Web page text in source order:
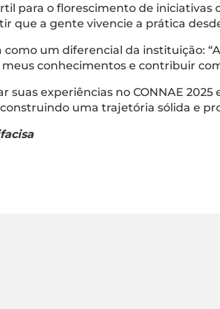
para o florescimento de iniciativas
a gente vivencie a prática
um diferencial da instituição:
conhecimentos e contribuir
experiências no CONNAE
uma trajetória sólida e